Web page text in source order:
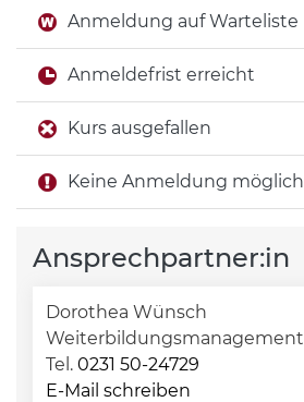
Anmeldung auf Warteliste
Anmeldefrist erreicht
Kurs ausgefallen
Keine Anmeldung möglich
Ansprechpartner:in
Dorothea Wünsch
Weiterbildungsmanagement
Tel. 0231 50-24729
E-Mail schreiben